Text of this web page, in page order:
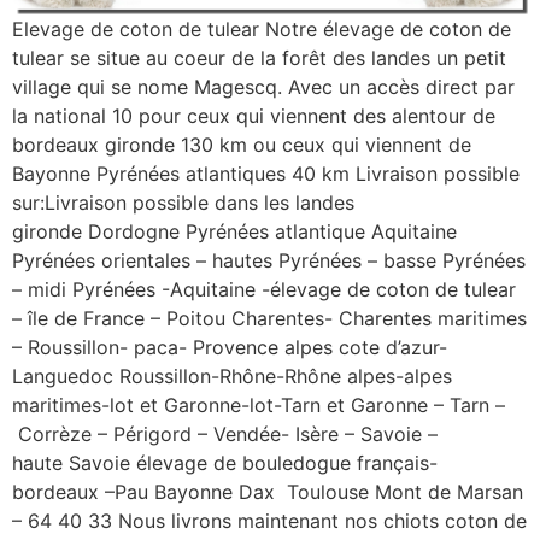
Elevage de coton de tulear Notre élevage de coton de
tulear se situe au coeur de la forêt des landes un petit
village qui se nome Magescq. Avec un accès direct par
la national 10 pour ceux qui viennent des alentour de
bordeaux gironde 130 km ou ceux qui viennent de
Bayonne Pyrénées atlantiques 40 km Livraison possible
sur:Livraison possible dans les landes
gironde Dordogne Pyrénées atlantique Aquitaine
Pyrénées orientales – hautes Pyrénées – basse Pyrénées
– midi Pyrénées -Aquitaine -élevage de coton de tulear
– île de France – Poitou Charentes- Charentes maritimes
– Roussillon- paca- Provence alpes cote d’azur-
Languedoc Roussillon-Rhône-Rhône alpes-alpes
maritimes-lot et Garonne-lot-Tarn et Garonne – Tarn –
Corrèze – Périgord – Vendée- Isère – Savoie –
haute Savoie élevage de bouledogue français-
bordeaux –Pau Bayonne Dax Toulouse Mont de Marsan
– 64 40 33 Nous livrons maintenant nos chiots coton de